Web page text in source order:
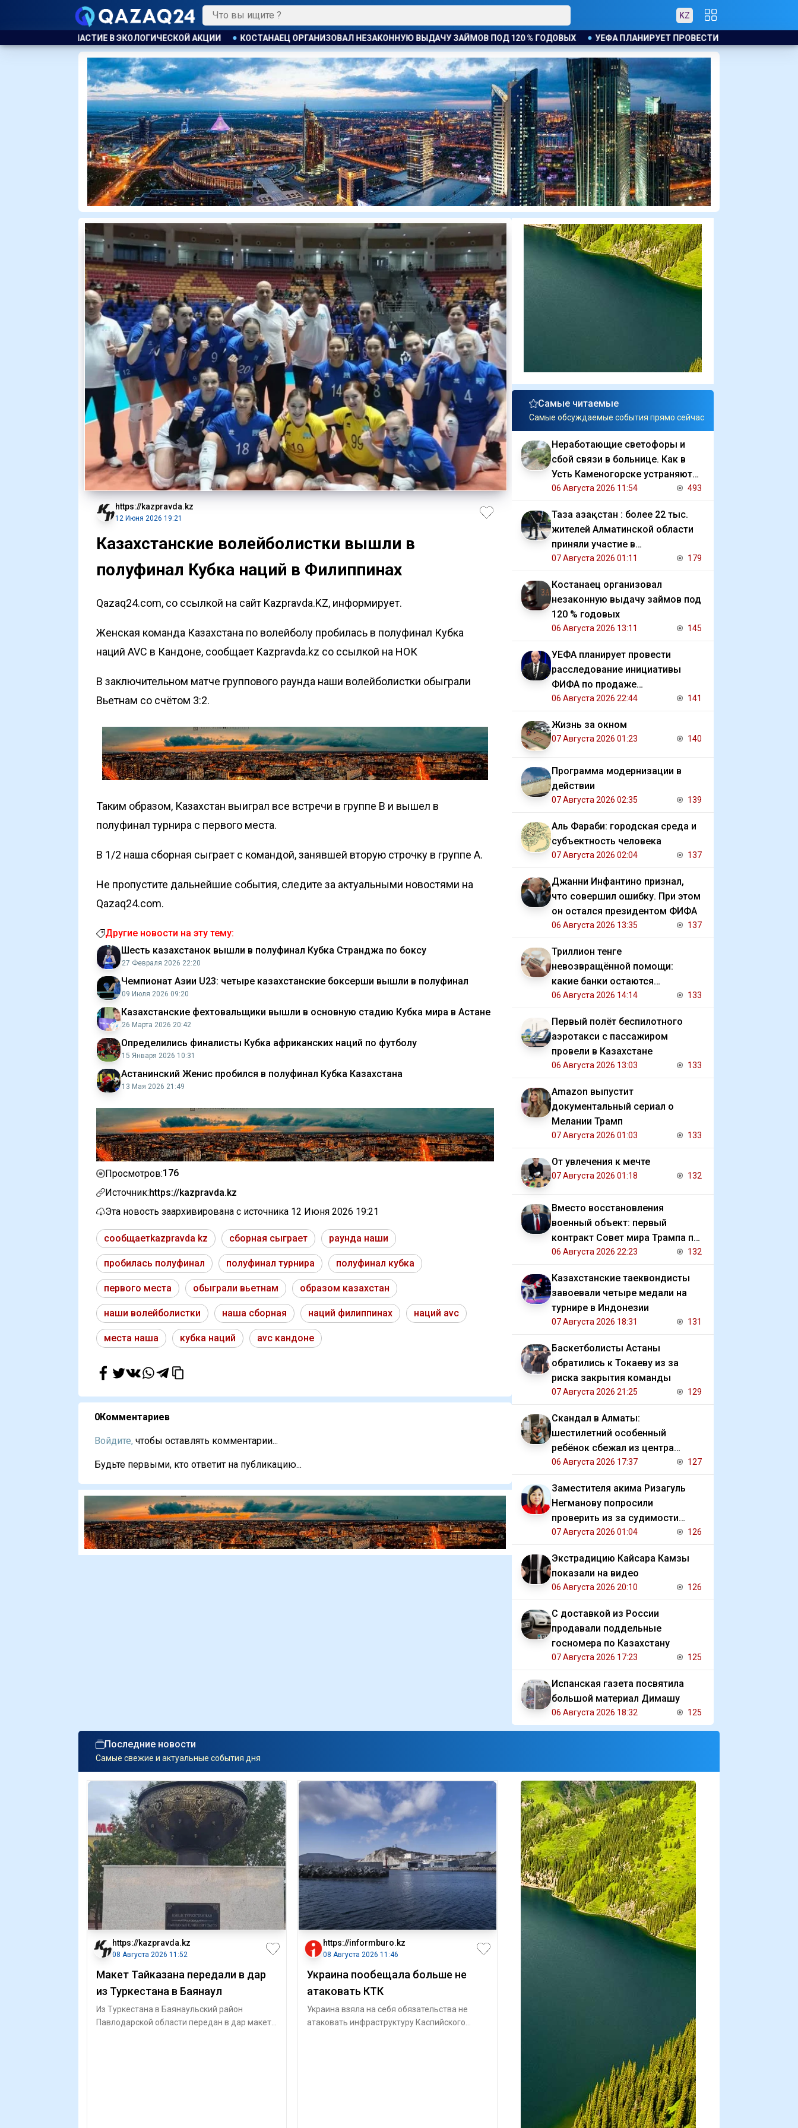
KZ
КОСТАНАЕЦ ОРГАНИЗОВАЛ НЕЗАКОННУЮ ВЫДАЧУ ЗАЙМОВ ПОД 120 % ГОДОВЫХ УЕФА ПЛАНИРУЕТ ПРОВЕСТИ РАССЛЕДОВАНИЕ ИНИЦИАТИВЫ ФИФА ПО ПРОДАЖЕ
https://kazpravda.kz
12 Июня 2026 19:21
Казахстанские волейболистки вышли в
полуфинал Кубка наций в Филиппинах
Qazaq24.com, со ссылкой на сайт Kazpravda.KZ, информирует.
Женская команда Казахстана по волейболу пробилась в полуфинал Кубка
наций AVC в Кандоне, сообщает Kazpravda.kz со ссылкой на НОК
В заключительном матче группового раунда наши волейболистки обыграли
Вьетнам со счётом 3:2.
Таким образом, Казахстан выиграл все встречи в группе B и вышел в
полуфинал турнира с первого места.
В 1/2 наша сборная сыграет с командой, занявшей вторую строчку в группе А.
Не пропустите дальнейшие события, следите за актуальными новостями на
Qazaq24.com.
Другие новости на эту тему:
Шесть казахстанок вышли в полуфинал Кубка Странджа по боксу
27 Февраля 2026 22:20
Чемпионат Азии U23: четыре казахстанские боксерши вышли в полуфинал
09 Июля 2026 09:20
Казахстанские фехтовальщики вышли в основную стадию Кубка мира в Астане
26 Марта 2026 20:42
Определились финалисты Кубка африканских наций по футболу
15 Января 2026 10:31
Астанинский Женис пробился в полуфинал Кубка Казахстана
13 Мая 2026 21:49
Просмотров:176
Источник:https://kazpravda.kz
Эта новость заархивирована с источника 12 Июня 2026 19:21
сообщаетkazpravda kz сборная сыграет раунда наши
пробилась полуфинал полуфинал турнира полуфинал кубка
первого места обыграли вьетнам образом казахстан
наши волейболистки наша сборная наций филиппинах наций avc
места наша кубка наций avc кандоне
0Комментариев
Войдите, чтобы оставлять комментарии...
Будьте первыми, кто ответит на публикацию...
Самые читаемые
Самые обсуждаемые события прямо сейчас
Неработающие светофоры и
сбой связи в больнице. Как в
Усть Каменогорске устраняют
последствия ливня
06 Августа 2026 11:54 493
Таза Қазақстан : более 22 тыс.
жителей Алматинской области
приняли участие в
экологической акции
07 Августа 2026 01:11 179
Костанаец организовал
незаконную выдачу займов под
120 % годовых
06 Августа 2026 13:11 145
УЕФА планирует провести
расследование инициативы
ФИФА по продаже
коммерческих прав на ЧМ
06 Августа 2026 22:44 141
Жизнь за окном
07 Августа 2026 01:23 140
Программа модернизации в
действии
07 Августа 2026 02:35 139
Аль Фараби: городская среда и
субъектность человека
07 Августа 2026 02:04 137
Джанни Инфантино признал,
что совершил ошибку. При этом
он остался президентом ФИФА
06 Августа 2026 13:35 137
Триллион тенге
невозвращённой помощи:
какие банки остаются
должниками государства
06 Августа 2026 14:14 133
Первый полёт беспилотного
аэротакси с пассажиром
провели в Казахстане
06 Августа 2026 13:03 133
Amazon выпустит
документальный сериал о
Мелании Трамп
07 Августа 2026 01:03 133
От увлечения к мечте
07 Августа 2026 01:18 132
Вместо восстановления
военный объект: первый
контракт Совет мира Трампа по
Газе
06 Августа 2026 22:23 132
Казахстанские таеквондисты
завоевали четыре медали на
турнире в Индонезии
07 Августа 2026 18:31 131
Баскетболисты Астаны
обратились к Токаеву из за
риска закрытия команды
07 Августа 2026 21:25 129
Скандал в Алматы:
шестилетний особенный
ребёнок сбежал из центра
реабилитации и потерялся
06 Августа 2026 17:37 127
Заместителя акима Ризагуль
Негманову попросили
проверить из за судимости
сестры
07 Августа 2026 01:04 126
Экстрадицию Кайсара Камзы
показали на видео
06 Августа 2026 20:10 126
С доставкой из России
продавали поддельные
госномера по Казахстану
07 Августа 2026 17:23 125
Испанская газета посвятила
большой материал Димашу
06 Августа 2026 18:32 125
Последние новости
Самые свежие и актуальные события дня
https://kazpravda.kz
08 Августа 2026 11:52
Макет Тайказана передали в дар
из Туркестана в Баянаул
Из Туркестана в Баянаульский район
Павлодарской области передан в дар макет
https://informburo.kz
08 Августа 2026 11:46
Украина пообещала больше не
атаковать КТК
Украина взяла на себя обязательства не
атаковать инфраструктуру Каспийского